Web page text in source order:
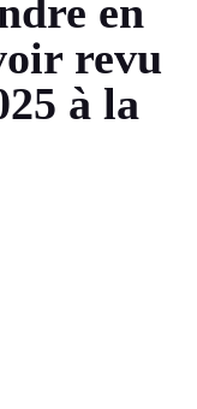
en
revu
à la